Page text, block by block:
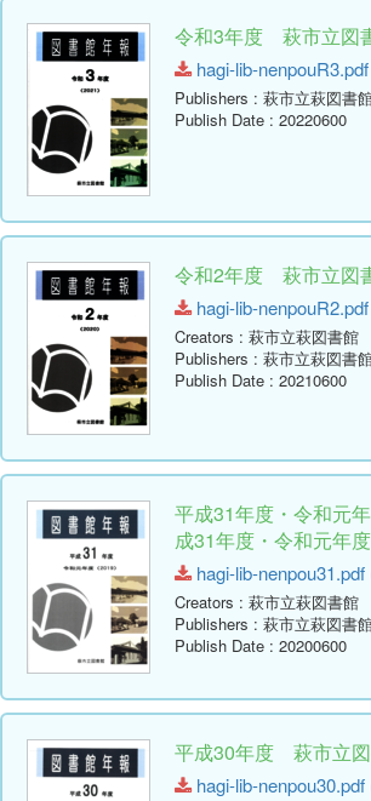
令和3年度 萩市立図
hagi-lib-
Publishers : 萩市立萩図書
Publish Date : 20220600
令和2年度 萩市立図
hagi-lib-
Creators : 萩市立萩図書館
Publishers : 萩市立萩図書
Publish Date : 20210600
平成31年度・令和元
成31年度・令和元年
hagi-lib-nenpou31.pdf
Creators : 萩市立萩図書館
Publishers : 萩市立萩図書
Publish Date : 20200600
平成30年度 萩市立図
hagi-lib-nenpou30.pdf